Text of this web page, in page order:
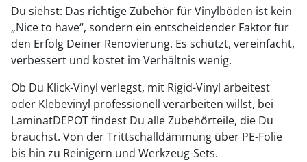
Du siehst: Das richtige Zubehör für Vinylböden ist kein
„Nice to have“, sondern ein entscheidender Faktor für
den Erfolg Deiner Renovierung. Es schützt, vereinfacht,
verbessert und kostet im Verhältnis wenig.
Ob Du Klick-Vinyl verlegst, mit Rigid-Vinyl arbeitest
oder Klebevinyl professionell verarbeiten willst, bei
LaminatDEPOT findest Du alle Zubehörteile, die Du
brauchst. Von der Trittschalldämmung über PE-Folie
bis hin zu Reinigern und Werkzeug-Sets.